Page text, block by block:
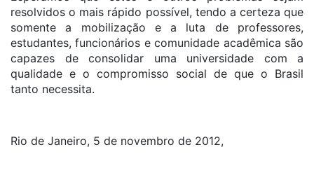
resolvidos o mais rápido possível, tendo a certeza que
somente a mobilização e a luta de professores,
estudantes, funcionários e comunidade acadêmica são
capazes de consolidar uma universidade com a
qualidade e o compromisso social de que o Brasil
tanto necessita.
Rio de Janeiro, 5 de novembro de 2012,